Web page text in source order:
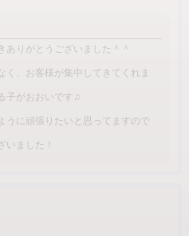
ありがとうございました＾＾
く、お客様が集中してきてくれま
子がおおいです♫
うに頑張りたいと思ってますので
いました！